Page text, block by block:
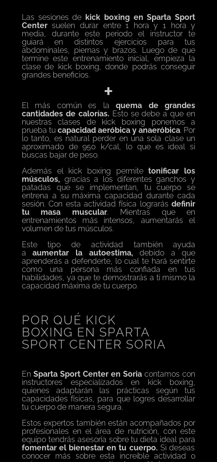
Las sesiones de kick boxing en Sparta Sport
Centersuelen durar entre 1 hora y 1 hora y
media, durante este periodo el instructor te
guiará en distintos ejercicios para tus
abdominales, piernas y brazos. Luego de que
termine este entrenamiento inicial, empieza la
clase de kick boxing, donde podrás conseguir
grandes beneficios.
+
El más común es laquema de grandes
cantidades de calorías. Esto se debe a que en
nuestras clases de kick boxing ponemos a
prueba tu capacidad aeróbica y anaeróbica. Por
lo tanto, es natural perder en una sola clase un
aproximado de 950 k/cal, lo que es ideal si
buscas bajar de peso.
Además el kick boxing permitetonificar los
músculos, gracias a los diferentes ganchos y
patadas que se implementan, tu cuerpo se
entrena a su máxima capacidad durante cada
sesión. Con esta actividad física lograrásdefinir
tu masa muscular. Mientras que en
entrenamientos más intensos, aumentarás el
volumen de tus músculos.
Este tipo de actividad también ayuda
aaumentar la autoestima,
debido a que
aprenderás a defenderte, lo cual te hará sentirte
como una persona más confiada en tus
habilidades, ya que te demostrarás a ti mismo la
capacidad máxima de tu cuerpo.
POR QUÉ KICK
BOXING EN SPARTA
SPORT CENTER SORIA
En Sparta Sport Center en Soriacontamos con
instructores especializados en kick boxing,
quienes adaptarán las prácticas según tus
capacidades físicas, para que logres desarrollar
tu cuerpo de manera segura.
Estos expertos también están acompañados por
profesionales en el área de nutrición, con este
equipo tendrás asesoría sobre tu dieta ideal para
fomentar el bienestar en tu cuerpo. Si deseas
conocer más sobre esta increíble actividad o